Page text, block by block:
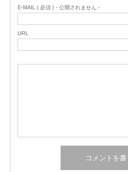
E-MAIL ( 必須 ) - 公開されません -
URL